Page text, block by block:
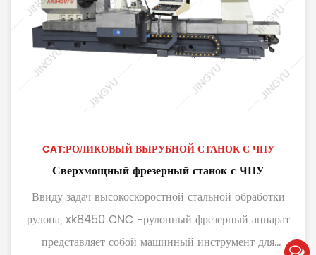
CAT:РОЛИКОВЫЙ ВЫРУБНОЙ СТАНОК С ЧПУ
Сверхмощный фрезерный станок с ЧПУ
Ввиду задач высокоскоростной стальной обработки
рулона, xk8450 CNC -рулонный фрезерный аппарат
представляет собой машинный инструмент для